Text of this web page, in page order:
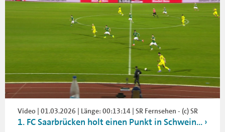
Video | 01.03.2026 | Länge: 00:13:14 | SR Fernsehen - (c) SR
1. FC Saarbrücken holt einen Punkt in Schwein...